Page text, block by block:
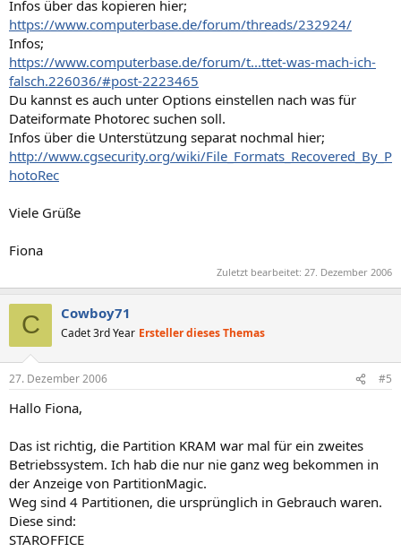
Infos über das kopieren hier;
https://www.computerbase.de/forum/threads/232924/
Infos;
https://www.computerbase.de/forum/t...ttet-was-mach-ich-
falsch.226036/#post-2223465
Du kannst es auch unter Options einstellen nach was für
Dateiformate Photorec suchen soll.
Infos über die Unterstützung separat nochmal hier;
http://www.cgsecurity.org/wiki/File_Formats_Recovered_By_P
hotoRec
Viele Grüße
Fiona
Zuletzt bearbeitet: 27. Dezember 2006
C Cowboy71
Cadet 3rd Year Ersteller dieses Themas
27. Dezember 2006 #5
Hallo Fiona,
Das ist richtig, die Partition KRAM war mal für ein zweites
Betriebssystem. Ich hab die nur nie ganz weg bekommen in
der Anzeige von PartitionMagic.
Weg sind 4 Partitionen, die ursprünglich in Gebrauch waren.
Diese sind:
STAROFFICE